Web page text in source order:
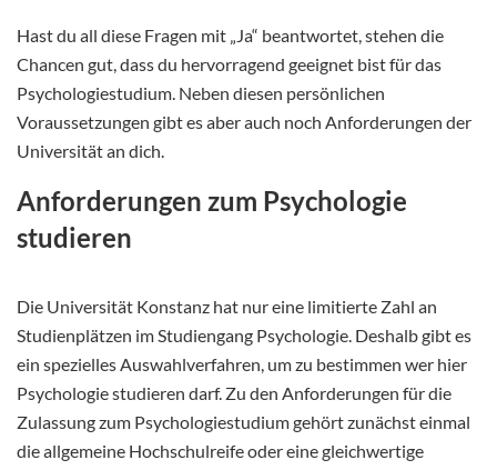
Hast du all diese Fragen mit „Ja“ beantwortet, stehen die
Chancen gut, dass du hervorragend geeignet bist für das
Psychologiestudium. Neben diesen persönlichen
Voraussetzungen gibt es aber auch noch Anforderungen der
Universität an dich.
Anforderungen zum Psychologie
studieren
Die Universität Konstanz hat nur eine limitierte Zahl an
Studienplätzen im Studiengang Psychologie. Deshalb gibt es
ein spezielles Auswahlverfahren, um zu bestimmen wer hier
Psychologie studieren darf. Zu den Anforderungen für die
Zulassung zum Psychologiestudium gehört zunächst einmal
die allgemeine Hochschulreife oder eine gleichwertige